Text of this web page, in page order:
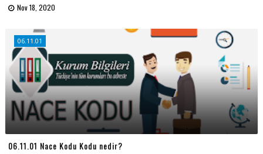
Nov 18, 2020
06.11.01
06.11.01 Nace Kodu Kodu nedir?